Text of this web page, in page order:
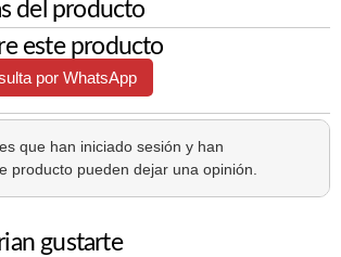
del producto
este producto
por WhatsApp
que han iniciado sesión y han
producto pueden dejar una opinión.
gustarte